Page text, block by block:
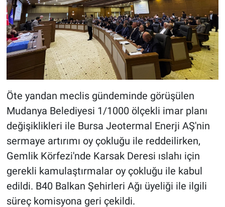
Öte yandan meclis gündeminde görüşülen
Mudanya Belediyesi 1/1000 ölçekli imar planı
değişiklikleri ile Bursa Jeotermal Enerji AŞ'nin
sermaye artırımı oy çokluğu ile reddeilirken,
Gemlik Körfezi'nde Karsak Deresi ıslahı için
gerekli kamulaştırmalar oy çokluğu ile kabul
edildi. B40 Balkan Şehirleri Ağı üyeliği ile ilgili
süreç komisyona geri çekildi.